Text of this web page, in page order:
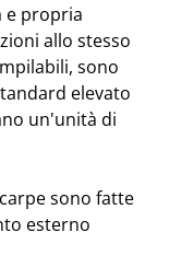
e propria
allo stesso
sono
elevato
un'unità di
sono fatte
esterno